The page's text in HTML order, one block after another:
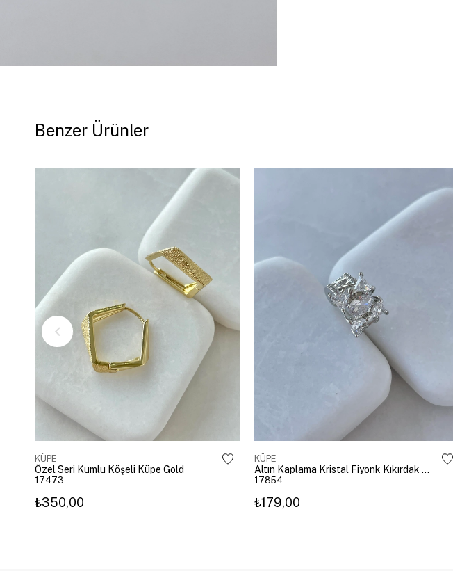
Benzer Ürünler
KÜPE
Özel Seri Kumlu Köşeli Küpe Gold
17473
₺350,00
KÜPE
Altın Kaplama Kristal Fiyonk Kıkırdak Küpe Gümüş
17854
₺179,00